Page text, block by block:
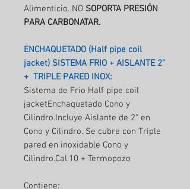
Alimenticio. NO SOPORTA PRESIÓN
PARA CARBONATAR.
ENCHAQUETADO (Half pipe coil
jacket) SISTEMA FRIO + AISLANTE 2"
+ TRIPLE PARED INOX:
Sistema de Frio Half pipe coil
jacketEnchaquetado Cono y
Cilindro.Incluye Aislante de 2" en
Cono y Cilindro. Se cubre con Triple
pared en inoxidable Cono y
Cilindro.Cal.10 + Termopozo
Contiene: